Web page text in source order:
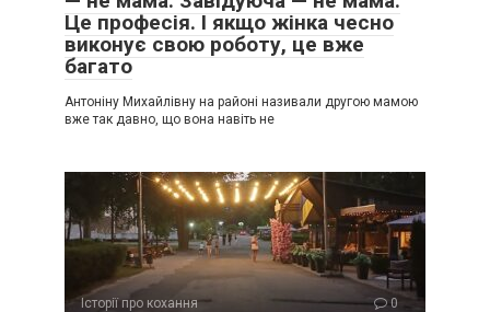
Це професія. І якщо жінка чесно
виконує свою роботу, це вже
багато
Антоніну Михайлівну на районі називали другою мамою
вже так давно, що вона навіть не
Історії про кохання 0